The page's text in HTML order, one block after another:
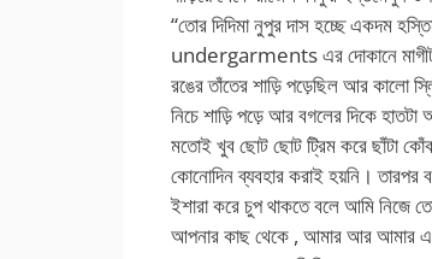
“তোর দিদিমা নুপুর দাস হচ্ছে একদম
undergarments এর দোকানে মাগীটা
রঙের তাঁতের শাড়ি পড়েছিল আর কালো
নিচে শাড়ি পড়ে আর বগলের দিকে
মতোই খুব ছোট ছোট ট্রিম করে ছাঁটা
কোনোদিন ব্যবহার করাই হয়নি। তারপর
ইশারা করে চুপ থাকতে বলে আমি নিজে
আপনার কাছ থেকে , আমার আর আমার